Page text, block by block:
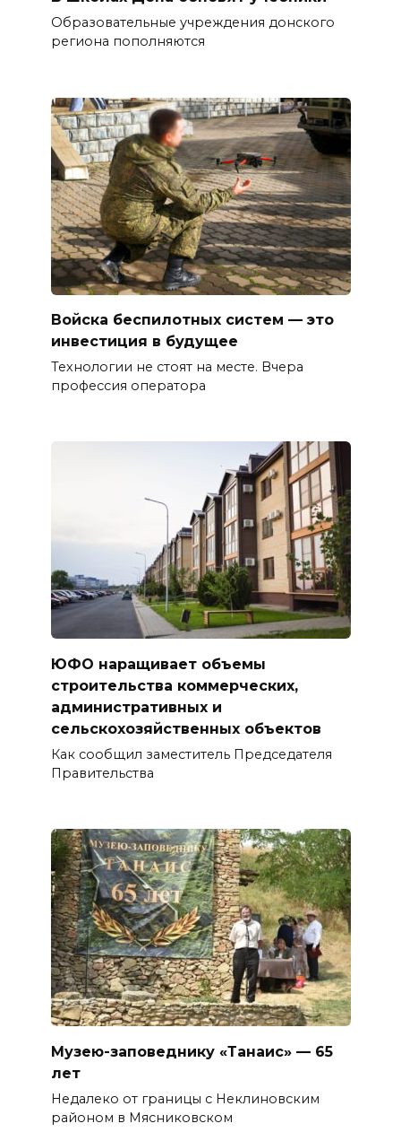
Образовательные учреждения донского
региона пополняются
Войска беспилотных систем — это
инвестиция в будущее
Технологии не стоят на месте. Вчера
профессия оператора
ЮФО наращивает объемы
строительства коммерческих,
административных и
сельскохозяйственных объектов
Как сообщил заместитель Председателя
Правительства
Музею-заповеднику «Танаис» — 65
лет
Недалеко от границы с Неклиновским
районом в Мясниковском